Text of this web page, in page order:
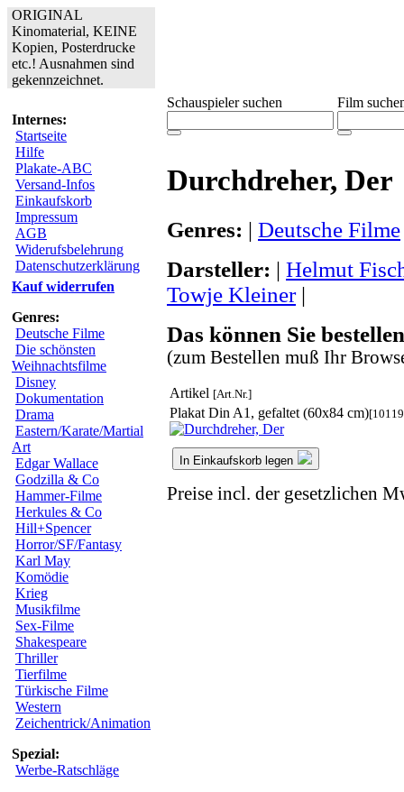
ORIGINAL
Kinomaterial, KEINE
Kopien, Posterdrucke
etc.! Ausnahmen sind
gekennzeichnet.
Internes:
Startseite
Hilfe
Plakate-ABC
Versand-Infos
Einkaufskorb
Impressum
AGB
Widerufsbelehrung
Datenschutzerklärung
Kauf widerrufen
Genres:
Deutsche Filme
Die schönsten
Weihnachtsfilme
Disney
Dokumentation
Drama
Eastern/Karate/Martial
Art
Edgar Wallace
Godzilla & Co
Hammer-Filme
Herkules & Co
Hill+Spencer
Horror/SF/Fantasy
Karl May
Komödie
Krieg
Musikfilme
Sex-Filme
Shakespeare
Thriller
Tierfilme
Türkische Filme
Western
Zeichentrick/Animation
Spezial:
Werbe-Ratschläge
Schauspieler suchen Film
Durchdreher, Der
Genres: | Deutsche Filme
Darsteller: | Helmut
Towje Kleiner|
Das können Sie
(zum Bestellen muß Ihr
Artikel [Art.Nr.]
Plakat Din A1, gefaltet (60x84 cm)
In Einkaufskorb legen
Preise incl. der gesetzlichen